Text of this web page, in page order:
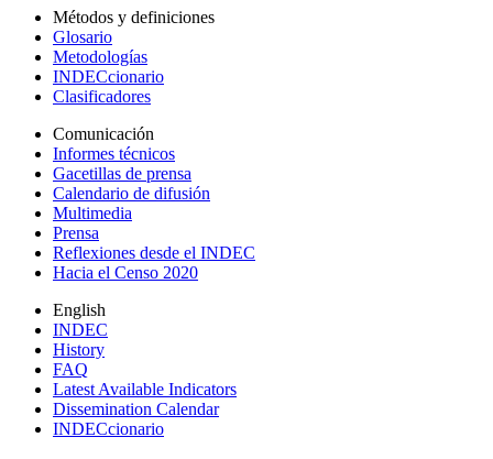
Métodos y definiciones
Glosario
Metodologías
INDECcionario
Clasificadores
Comunicación
Informes técnicos
Gacetillas de prensa
Calendario de difusión
Multimedia
Prensa
Reflexiones desde el INDEC
Hacia el Censo 2020
English
INDEC
History
FAQ
Latest Available Indicators
Dissemination Calendar
INDECcionario